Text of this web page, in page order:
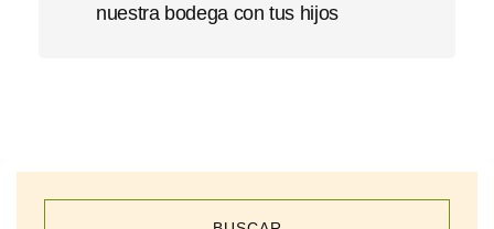
nuestra bodega con tus hijos